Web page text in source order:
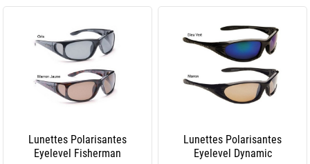
Lunettes Polarisantes
Eyelevel Fisherman
Lunettes Polarisantes
Eyelevel Dynamic